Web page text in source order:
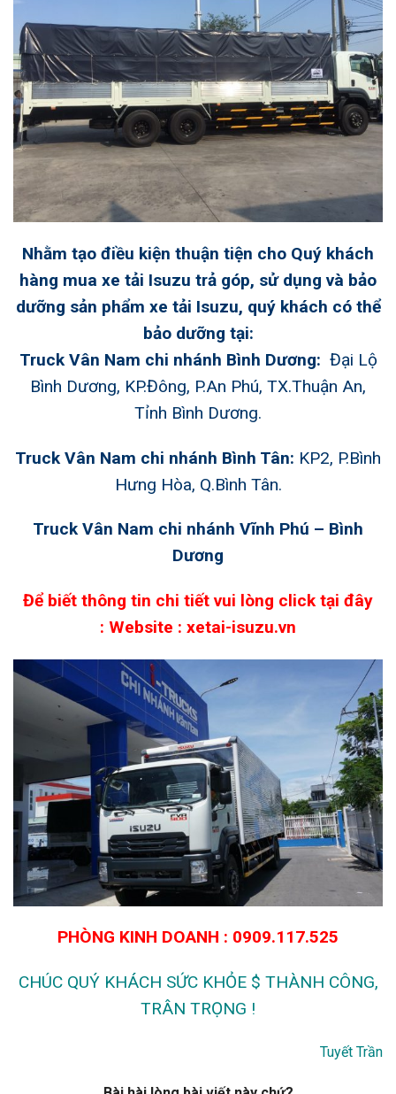
Nhằm tạo điều kiện thuận tiện cho Quý khách
hàng mua xe tải Isuzu trả góp, sử dụng và bảo
dưỡng sản phẩm xe tải Isuzu, quý khách có thể
bảo dưỡng tại:
Truck Vân Nam chi nhánh Bình Dương: Đại Lộ
Bình Dương, KP.Đông, P.An Phú, TX.Thuận An,
Tỉnh Bình Dương.
Truck Vân Nam chi nhánh Bình Tân: KP2, P.Bình
Hưng Hòa, Q.Bình Tân.
Truck Vân Nam chi nhánh Vĩnh Phú – Bình
Dương
Để biết thông tin chi tiết vui lòng click tại đây
: Website : xetai-isuzu.vn
PHÒNG KINH DOANH : 0909.117.525
CHÚC QUÝ KHÁCH SỨC KHỎE $ THÀNH CÔNG,
TRÂN TRỌNG !
Tuyết Trần